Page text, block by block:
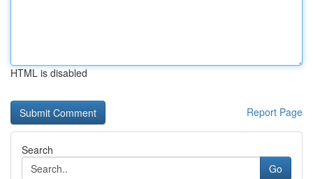
HTML is disabled
Report Page
Search
Go